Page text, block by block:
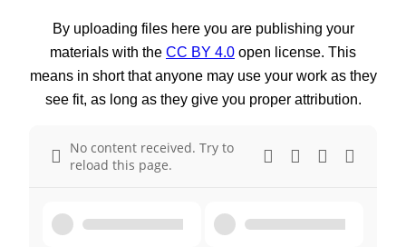
By uploading files here you are publishing your
materials with the CC BY 4.0 open license. This
means in short that anyone may use your work as they
see fit, as long as they give you proper attribution.
No content received. Try to
reload this page.